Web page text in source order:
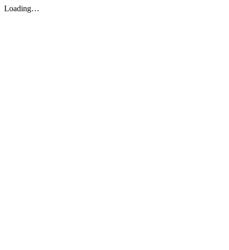
Loading…